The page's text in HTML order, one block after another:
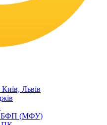
Львів
БФП (МФУ)